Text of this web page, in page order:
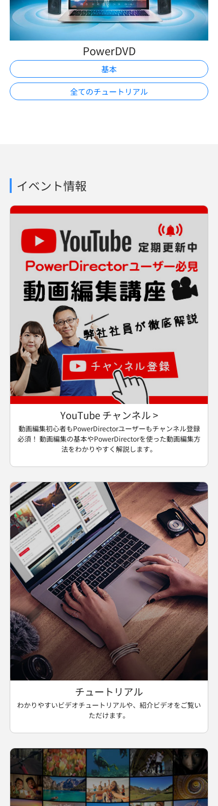
PowerDVD
基本
全てのチュートリアル
イベント情報
YouTube チャンネル >
動画編集初心者もPowerDirectorユーザーもチャンネル登録
必須！ 動画編集の基本やPowerDirectorを使った動画編集方
法をわかりやすく解説します。
チュートリアル
わかりやすいビデオチュートリアルや、紹介ビデオをご覧い
ただけます。